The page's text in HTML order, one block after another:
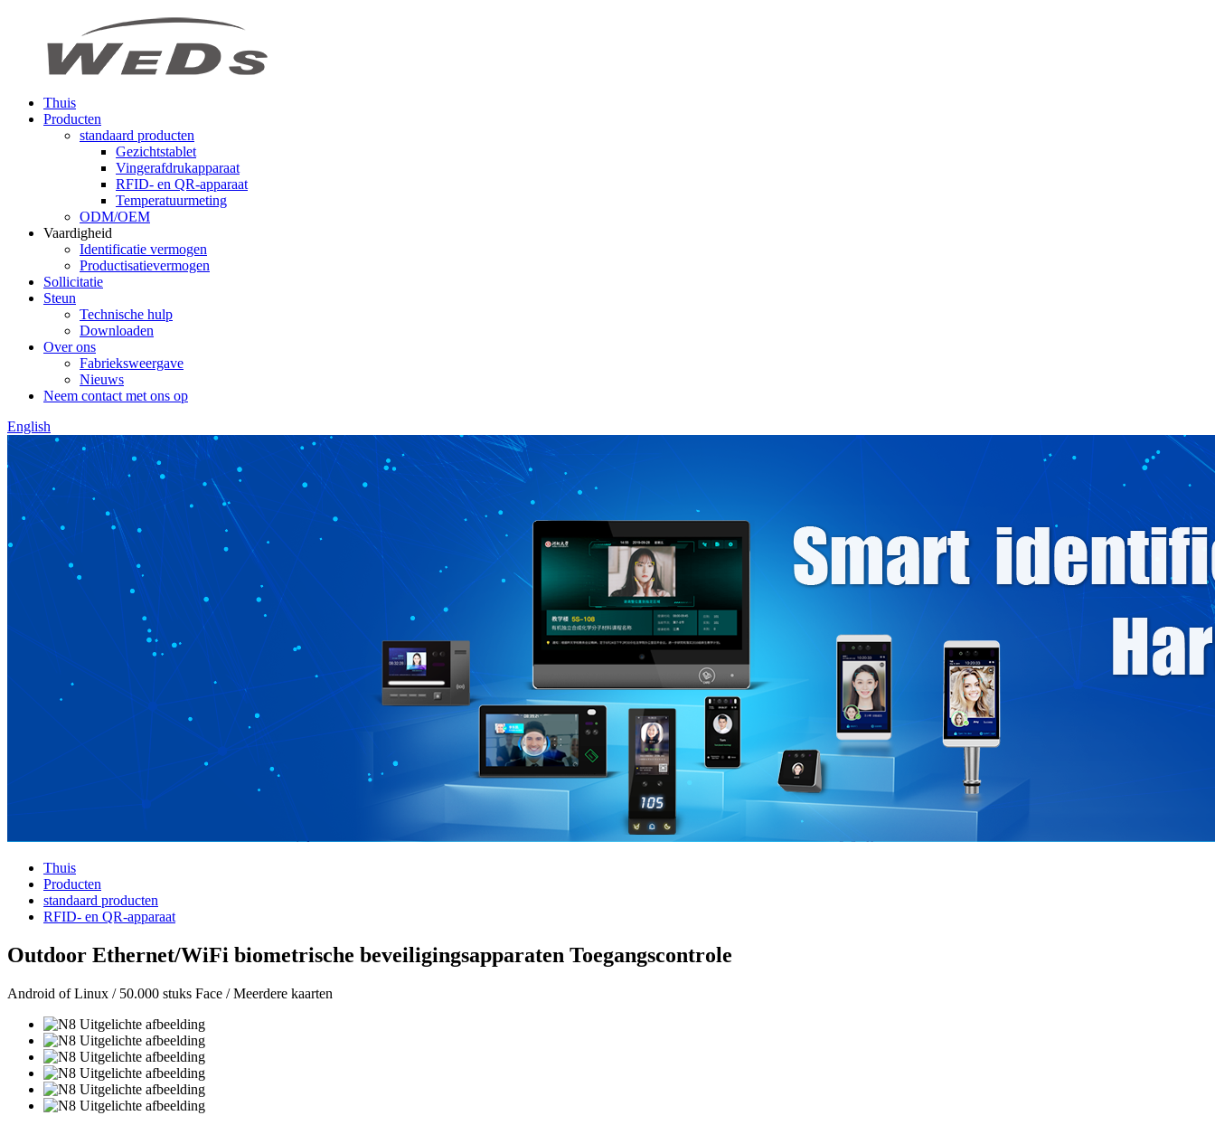
Thuis
Producten
standaard producten
Gezichtstablet
Vingerafdrukapparaat
RFID- en QR-apparaat
Temperatuurmeting
ODM/OEM
Vaardigheid
Identificatie vermogen
Productisatievermogen
Sollicitatie
Steun
Technische hulp
Downloaden
Over ons
Fabrieksweergave
Nieuws
Neem contact met ons op
English
Thuis
Producten
standaard producten
RFID- en QR-apparaat
Outdoor Ethernet/WiFi biometrische beveiligingsapparaten Toegangscontrole
Android of Linux / 50.000 stuks Face / Meerdere kaarten